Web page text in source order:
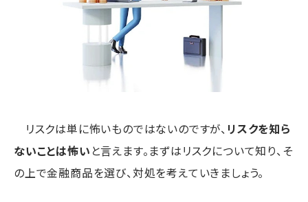
リスクは単に怖いものではないのですが、 リスクを知ら
ないことは怖い と言えます。まずはリスクについて知り、そ
の上で金融商品を選び、対処を考えていきましょう。